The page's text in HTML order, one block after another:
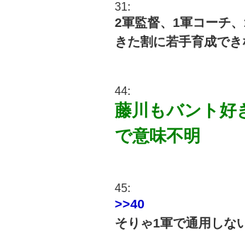
31:
2軍監督、1軍コーチ
きた割に若手育成で
44:
藤川もバント好
で意味不明
45:
>>40
そりゃ1軍で通用しな